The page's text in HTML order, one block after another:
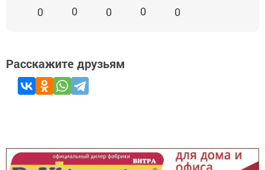
0 0 0 0 0
Расскажите друзьям